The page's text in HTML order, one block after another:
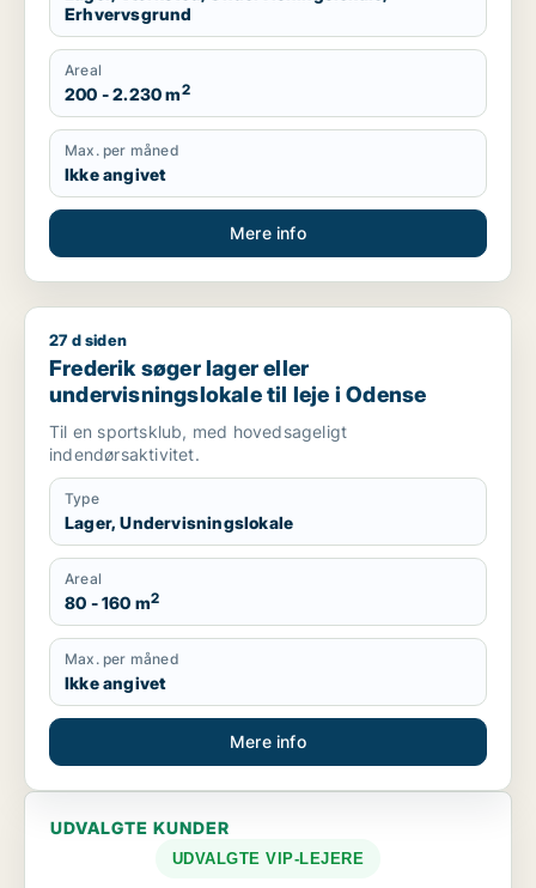
Erhvervsgrund
Areal
200 - 2.230 m2
Max. per måned
Ikke angivet
Mere info
Frederik søger lager eller undervisningslokale til leje i
27 d siden
Frederik søger lager eller
undervisningslokale til leje i Odense
Til en sportsklub, med hovedsageligt
indendørsaktivitet.
Type
Lager, Undervisningslokale
Areal
80 - 160 m2
Max. per måned
Ikke angivet
Mere info
UDVALGTE KUNDER
UDVALGTE VIP-LEJERE